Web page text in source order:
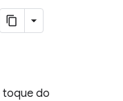
toque do